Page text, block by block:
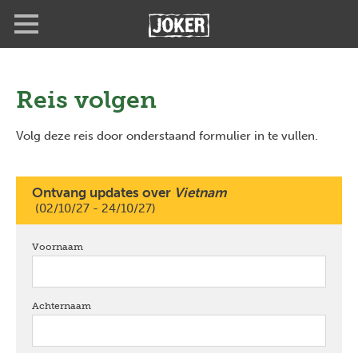
gaanReis volgen
Volg deze reis door onderstaand formulier in te vullen.
Ontvang updates over Vietnam
(02/10/27 - 24/10/27)
Voornaam
Achternaam